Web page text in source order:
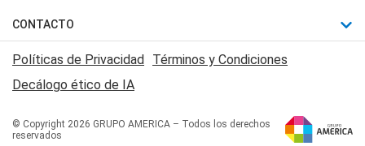
Judiciales
Economia
Trucos caseros
Series y Películas
Edictos y Solicitadas
Mundial
Automovilismo
Rugby
Básquet
Canal 7 en Vivo
San Juan 8
CONTACTO
Acerca de Nosotros
Contactanos
Políticas de Privacidad Términos y Condiciones
Decálogo ético de IA
© Copyright 2026 GRUPO AMERICA – Todos los derechos
reservados